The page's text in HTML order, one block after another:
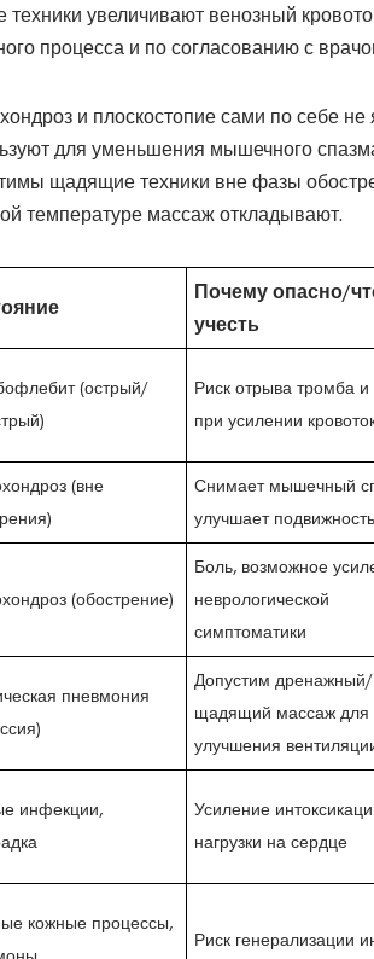
техники увеличивают венозный
процесса и по согласованию с
и плоскостопие сами по себе
для уменьшения мышечного
щадящие техники вне фазы
температуре массаж откладывают.
Почему опасно/
учесть
(острый/
Риск отрыва тромба
при усилении
(вне
Снимает мышечный
улучшает подвижность
(обострение)
Боль, возможное
неврологической
симптоматики
пневмония
Допустим дренажный/
щадящий массаж для
улучшения
инфекции,
Усиление
нагрузки на сердце
кожные процессы,
Риск генерализации